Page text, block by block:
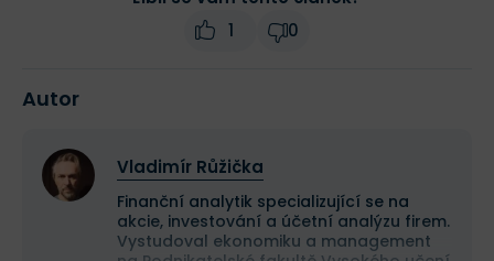
1
0
Autor
Vladimír Růžička
Finanční analytik specializující se na
akcie, investování a účetní analýzu firem.
Vystudoval ekonomiku a management